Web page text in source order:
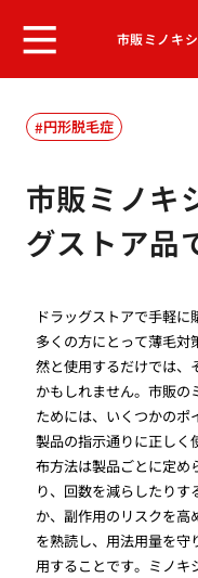
市販ミノキ
円形脱毛症
市販ミノキ
グストア品
ドラッグストアで手軽に
多くの方にとって薄毛対
然と使用するだけでは、
かもしれません。市販の
ためには、いくつかのポ
製品の指示通りに正しく
布方法は製品ごとに定め
り、回数を減らしたりす
か、副作用のリスクを高
を熟読し、用法用量を守
用することです。ミノキ